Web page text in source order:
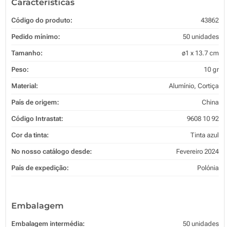
Características
Código do produto: 43862
Pedido mínimo: 50 unidades
Tamanho: ø1 x 13.7 cm
Peso: 10 gr
Material: Alumínio, Cortiça
País de origem: China
Código Intrastat: 9608 10 92
Cor da tinta: Tinta azul
No nosso catálogo desde: Fevereiro 2024
País de expedição: Polónia
Embalagem
Embalagem intermédia: 50 unidades